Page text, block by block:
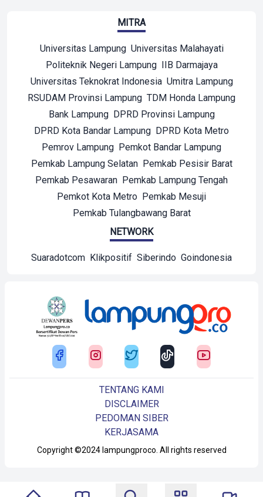
MITRA
Universitas Lampung Universitas Malahayati
Politeknik Negeri Lampung IIB Darmajaya
Universitas Teknokrat Indonesia Umitra Lampung
RSUDAM Provinsi Lampung TDM Honda Lampung
Bank Lampung DPRD Provinsi Lampung
DPRD Kota Bandar Lampung DPRD Kota Metro
Pemrov Lampung Pemkot Bandar Lampung
Pemkab Lampung Selatan Pemkab Pesisir Barat
Pemkab Pesawaran Pemkab Lampung Tengah
Pemkot Kota Metro Pemkab Mesuji
Pemkab Tulangbawang Barat
NETWORK
Suaradotcom Klikpositif Siberindo Goindonesia
Copyright ©2024 lampungproco. All rights reserved
TENTANG KAMI
DISCLAIMER
PEDOMAN SIBER
KERJASAMA